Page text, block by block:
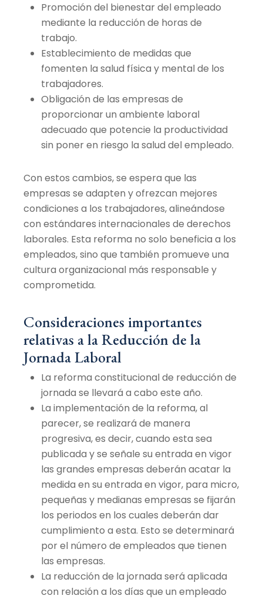
Promoción del bienestar del empleado
mediante la reducción de horas de
trabajo.
Establecimiento de medidas que
fomenten la salud física y mental de los
trabajadores.
Obligación de las empresas de
proporcionar un ambiente laboral
adecuado que potencie la productividad
sin poner en riesgo la salud del empleado.
Con estos cambios, se espera que las
empresas se adapten y ofrezcan mejores
condiciones a los trabajadores, alineándose
con estándares internacionales de derechos
laborales. Esta reforma no solo beneficia a los
empleados, sino que también promueve una
cultura organizacional más responsable y
comprometida.
Consideraciones importantes
relativas a la Reducción de la
Jornada Laboral
La reforma constitucional de reducción de
jornada se llevará a cabo este año.
La implementación de la reforma, al
parecer, se realizará de manera
progresiva, es decir, cuando esta sea
publicada y se señale su entrada en vigor
las grandes empresas deberán acatar la
medida en su entrada en vigor, para micro,
pequeñas y medianas empresas se fijarán
los periodos en los cuales deberán dar
cumplimiento a esta. Esto se determinará
por el número de empleados que tienen
las empresas.
La reducción de la jornada será aplicada
con relación a los días que un empleado